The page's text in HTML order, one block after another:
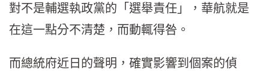
對不是輔選執政黨的「選舉責任」，華航就是
在這一點分不清楚，而動輒得咎。
而總統府近日的聲明，確實影響到個案的偵